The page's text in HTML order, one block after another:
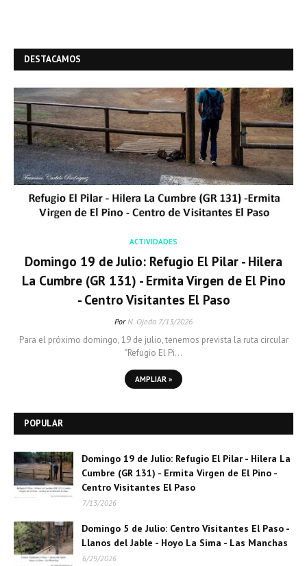
DESTACAMOS
ACTIVIDADES
Domingo 19 de Julio: Refugio El Pilar - Hilera
La Cumbre (GR 131) - Ermita Virgen de El Pino
- Centro Visitantes El Paso
Por N. Ojeda 7/13/2026
Para el próximo domingo, 19 de julio, tenemos prevista la ruta circular
"Refugio El Pi…
AMPLIAR »
POPULAR
Domingo 19 de Julio: Refugio El Pilar - Hilera La
Cumbre (GR 131) - Ermita Virgen de El Pino -
Centro Visitantes El Paso
7/13/2026
Domingo 5 de Julio: Centro Visitantes El Paso -
Llanos del Jable - Hoyo La Sima - Las Manchas
6/29/2026